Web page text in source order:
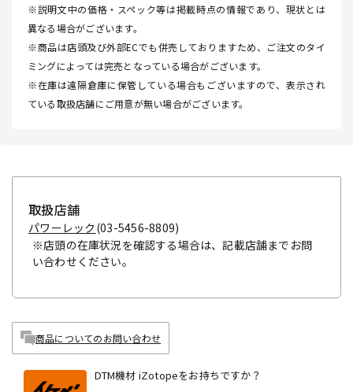
※説明文中の価格・スペック等は掲載時点の情報であり、現状とは
異なる場合がございます。
※商品は店頭及び外部ECでも併売しておりますため、ご注文のタイ
ミングによっては完売となっている場合がございます。
※在庫は遠隔倉庫に保管している場合もございますので、表示され
ている取扱店舗にご用意が無い場合がございます。
取扱店舗
パワーレック (03-5456-8809)
※店頭の在庫状況を確認する場合は、記載店舗までお問
い合わせください。
商品についてのお問い合わせ
DTM機材 iZotopeをお持ちですか？